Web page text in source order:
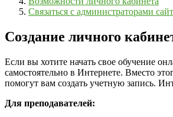
Связаться с администраторами
Создание личного
Если вы хотите начать свое обучение
самостоятельно в Интернете. Вместо
помогут вам создать учетную запись.
Для преподавателей: